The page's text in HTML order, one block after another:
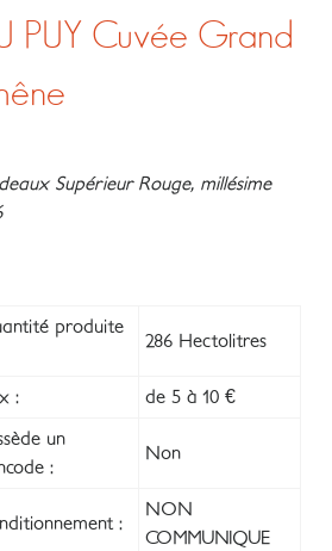
PUY Cuvée Grand
Supérieur Rouge, millésime
produite
286 Hectolitres
: de 5 à 10 €
un
:
Non
:
NON
COMMUNIQUE